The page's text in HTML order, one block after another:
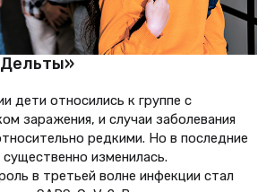
дети относились к группе с
заражения, и случаи заболевания
редкими. Но в последние
изменилась.
в третьей волне инфекции стал